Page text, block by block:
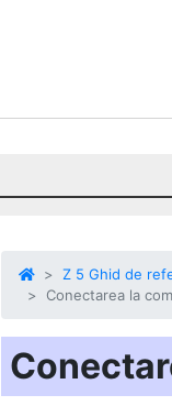
Z 5 Ghid de
Conectarea la